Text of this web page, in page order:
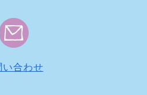
い合わせ